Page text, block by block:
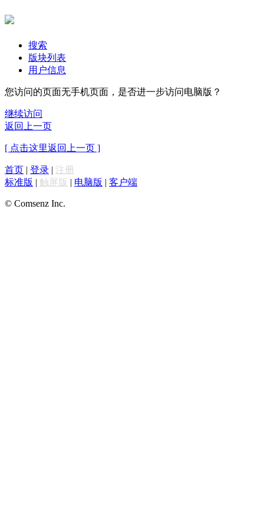
搜索
版块列表
用户信息
您访问的页面无手机页面，是否进一步访问电脑版？
继续访问
返回上一页
[ 点击这里返回上一页 ]
首页 | 登录 | 注册
标准版 | 触屏版 | 电脑版 | 客户端
© Comsenz Inc.